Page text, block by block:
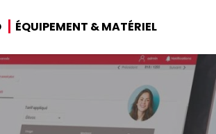
ÉQUIPEMENT & MATÉRIEL